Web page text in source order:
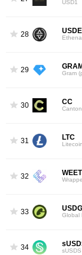
USD1
28 USDE
29 GRAM
Gram
30 CC
31 LTC
Litecoin
32
33 USDG
Global
34 sUSDS